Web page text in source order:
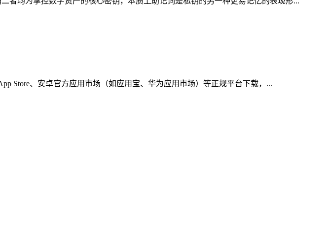
Store、安卓官方应用市场（如应用宝、华为应用市场）等正规平台下载，...